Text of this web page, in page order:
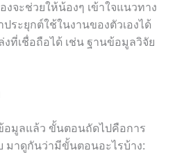
งจะช่วยให้น้องๆ เข้าใจแนวทาง
ระยุกต์ใช้ในงานของตัวเองได้
ที่เชื่อถือได้ เช่น ฐานข้อมูลวิจัย
อมูลแล้ว ขั้นตอนถัดไปคือการ
มาดูกันว่ามีขั้นตอนอะไรบ้าง: